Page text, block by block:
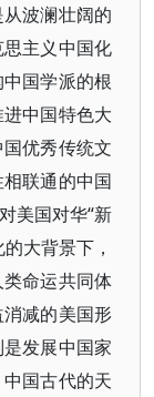
波澜壮阔的
主义中国化
国学派的根
中国特色大
优秀传统文
联通的中国
美国对华“新
大背景下，
命运共同体
减的美国形
发展中国家
国古代的天